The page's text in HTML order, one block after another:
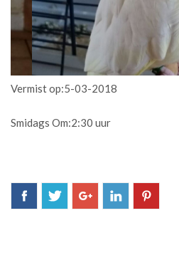
Vermist op:5-03-2018
Smidags Om:2:30 uur